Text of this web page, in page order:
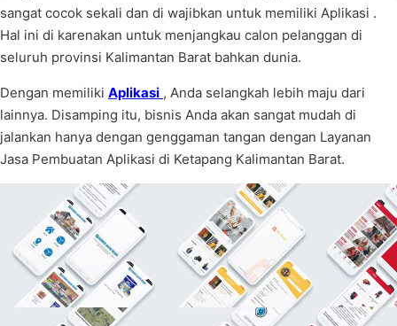
sangat cocok sekali dan di wajibkan untuk memiliki Aplikasi .
Hal ini di karenakan untuk menjangkau calon pelanggan di
seluruh provinsi Kalimantan Barat bahkan dunia.
Dengan memiliki Aplikasi , Anda selangkah lebih maju dari
lainnya. Disamping itu, bisnis Anda akan sangat mudah di
jalankan hanya dengan genggaman tangan dengan Layanan
Jasa Pembuatan Aplikasi di Ketapang Kalimantan Barat.